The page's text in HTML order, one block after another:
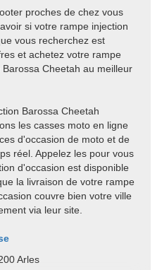
proches de chez vous
si votre rampe injection
vous recherchez est
et achetez votre rampe
Cheetah au meilleur
Barossa Cheetah
les casses moto en ligne
d'occasion de moto et de
réel. Appelez les pour vous
d'occasion est disponible
la livraison de votre rampe
couvre bien votre ville
via leur site.
Arles